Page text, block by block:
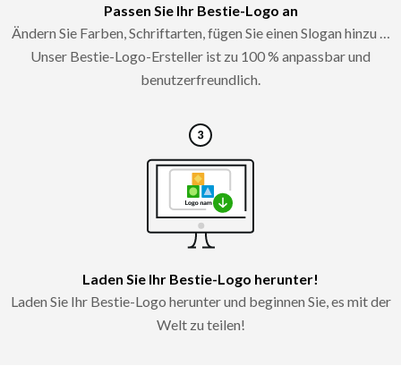
Passen Sie Ihr Bestie-Logo an
Ändern Sie Farben, Schriftarten, fügen Sie einen Slogan hinzu …
Unser Bestie-Logo-Ersteller ist zu 100 % anpassbar und
benutzerfreundlich.
Laden Sie Ihr Bestie-Logo herunter!
Laden Sie Ihr Bestie-Logo herunter und beginnen Sie, es mit der
Welt zu teilen!